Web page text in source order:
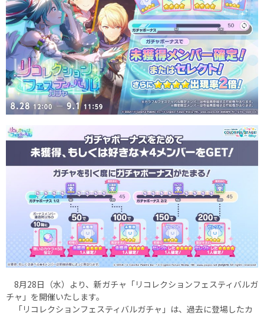
8月28日（水）より、新ガチャ「リコレクションフェスティバルガ
チャ」を開催いたします。
「リコレクションフェスティバルガチャ」は、過去に登場したカ